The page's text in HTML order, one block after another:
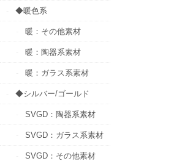
◆暖色系
暖：その他素材
暖：陶器系素材
暖：ガラス系素材
◆シルバー/ゴールド
SVGD：陶器系素材
SVGD：ガラス系素材
SVGD：その他素材